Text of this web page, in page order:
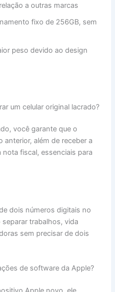
a outras marcas
fixo de 256GB, sem
peso devido ao design
um celular original lacrado?
você garante que o
além de receber a
fiscal, essenciais para
dois números digitais no
trabalhos, vida
sem precisar de dois
de software da Apple?